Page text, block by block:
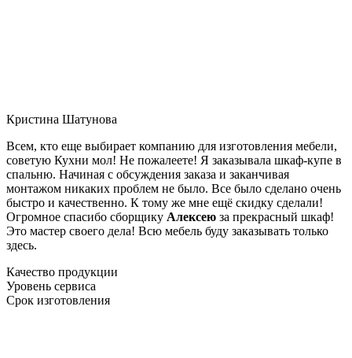
Кристина Шатунова
Всем, кто еще выбирает компанию для изготовления мебели,
советую Кухни мол! Не пожалеете! Я заказывала шкаф-купе в
спальню. Начиная с обсуждения заказа и заканчивая
монтажом никаких проблем не было. Все было сделано очень
быстро и качественно. К тому же мне ещё скидку сделали!
Огромное спасибо сборщику Алексею за прекрасный шкаф!
Это мастер своего дела! Всю мебель буду заказывать только
здесь.
Качество продукции
Уровень сервиса
Срок изготовления